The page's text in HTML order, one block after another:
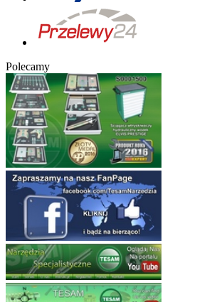
Polecamy